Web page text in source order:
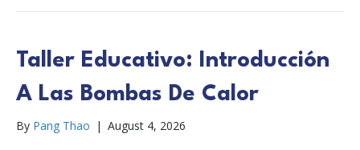
Taller Educativo: Introducción
A Las Bombas De Calor
By Pang Thao | August 4, 2026